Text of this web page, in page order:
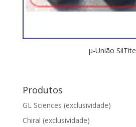
µ-União SilTite
Produtos
GL Sciences (exclusividade)
Chiral (exclusividade)